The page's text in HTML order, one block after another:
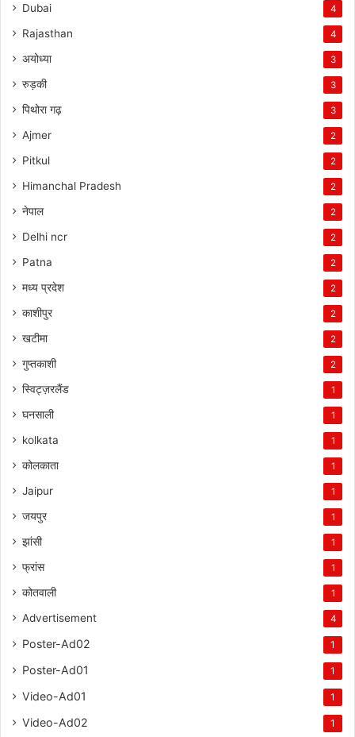
Dubai 4
Rajasthan 4
अयोध्या 3
रुड़की 3
पिथोरा गढ़ 3
Ajmer 2
Pitkul 2
Himanchal Pradesh 2
नेपाल 2
Delhi ncr 2
Patna 2
मध्य प्रदेश 2
काशीपुर 2
खटीमा 2
गुप्तकाशी 2
स्विट्ज़रलैंड 1
घनसाली 1
kolkata 1
कोलकाता 1
Jaipur 1
जयपुर 1
झांसी 1
फ्रांस 1
कोतवाली 1
Advertisement 4
Poster-Ad02 1
Poster-Ad01 1
Video-Ad01 1
Video-Ad02 1